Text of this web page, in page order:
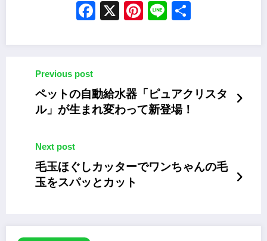
Facebook
X Pinterest
Line
Previous post
ペットの自動給水器「ピュアクリスタ
ル」が生まれ変わって新登場！
Next post
毛玉ほぐしカッターでワンちゃんの毛
玉をスパッとカット